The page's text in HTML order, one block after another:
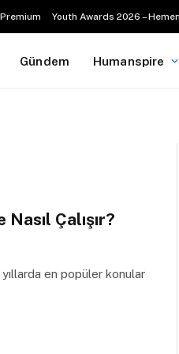
Premium Youth Awards 2026 –
Gündem Humanspire
Çalışır?
en popüler konular